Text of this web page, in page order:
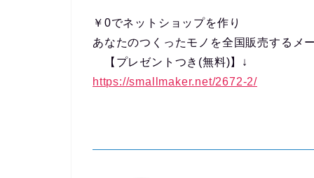
￥0でネットショップを作り
あなたのつくったモノを全国販売するメ
【プレゼントつき(無料)】↓
https://smallmaker.net/2672-2/